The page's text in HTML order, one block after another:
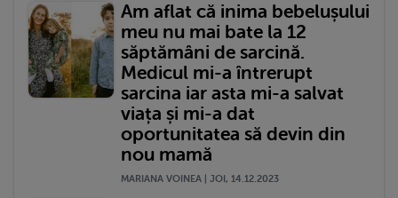
Am aflat că inima bebelușului
meu nu mai bate la 12
săptămâni de sarcină.
Medicul mi-a întrerupt
sarcina iar asta mi-a salvat
viața și mi-a dat
oportunitatea să devin din
nou mamă
MARIANA VOINEA | JOI, 14.12.2023